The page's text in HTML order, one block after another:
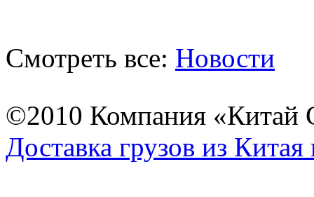
Смотреть все: Новости
©2010 Компания «Китай
Доставка грузов из